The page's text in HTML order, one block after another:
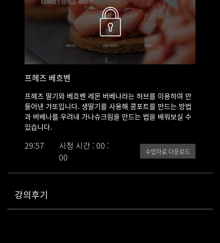
제품에 사용된 리큐르 - 그랑마니에르
프헤즈 베흐벤
프헤즈 딸기와 베흐벤 레몬 버베나라는 허브를 이용하여 만
들어낸 갸또입니다. 생딸기를 사용해 콩포트를 만드는 방법
과 버베나를 우려내 가나슈크림을 만드는 법을 배워보실 수
있습니다.
29:57
시청 시간 : 00 :
00
수업자료 다운로드
강의후기